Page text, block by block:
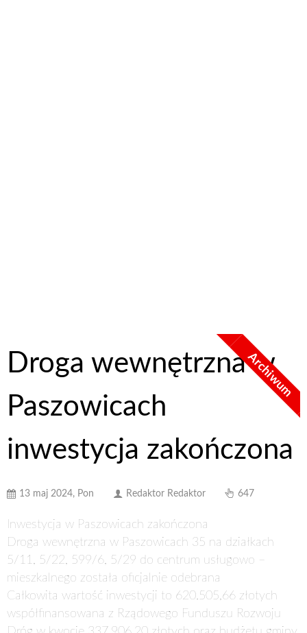
Droga wewnętrzna w
Paszowicach
inwestycja zakończona
Archiwum
13 maj 2024, Pon Redaktor Redaktor 647
Inwestycja w Paszowicach zakończona
Droga wewnętrzna w Paszowicach 35 na działkach
5/11, 5/22, 599/6, 5/29 do centrum usługowo –
mieszkalnego została oficjalnie odebrana
Całkowita wartość inwestycji to 620.505,66 złotych
współfinansowana z Rządowego Funduszu Rozwoju